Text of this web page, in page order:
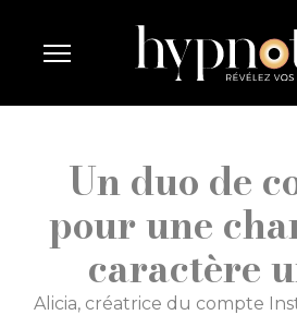
Un duo de
pour une
caractère
Alicia, créatrice du compte